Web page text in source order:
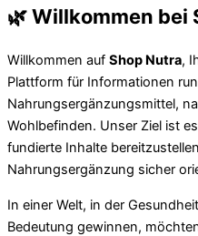
🌿 Willkommen bei
Willkommen auf Shop Nutra,
Plattform für Informationen
Nahrungsergänzungsmittel,
Wohlbefinden. Unser Ziel ist
fundierte Inhalte
Nahrungsergänzung sicher
In einer Welt, in der
Bedeutung gewinnen,